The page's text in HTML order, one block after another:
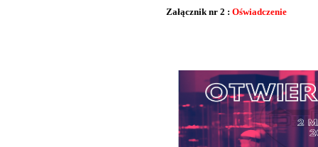
Załącznik nr 2 : Oświadczenie